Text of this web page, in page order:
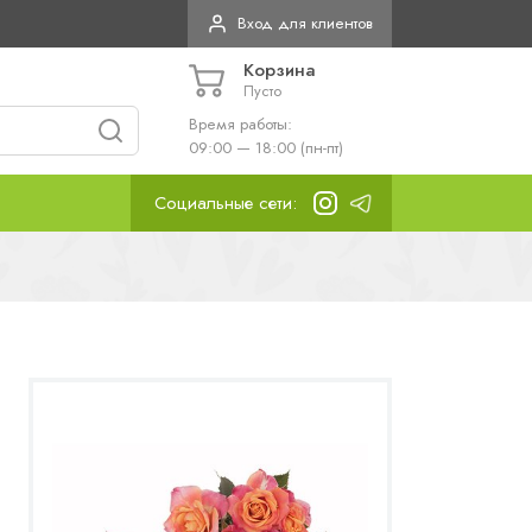
Вход для клиентов
Корзина
Пусто
Время работы:
09:00 — 18:00 (пн-пт)
Социальные сети: